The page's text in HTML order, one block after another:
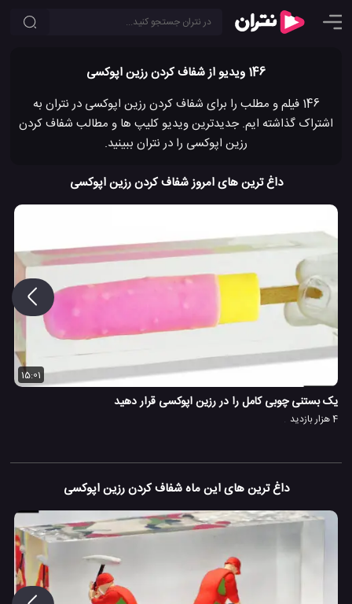
146 ویدیو از شفاف کردن رزین اپوکسی
146 فیلم و مطلب را برای شفاف کردن رزین اپوکسی در نتران به
اشتراک گذاشته ایم. جدیدترین ویدیو کلیپ ها و مطالب شفاف کردن
رزین اپوکسی را در نتران ببینید.
داغ ترین های امروز شفاف کردن رزین اپوکسی
15:01
یک بستنی چوبی کامل را در رزین اپوکسی قرار دهید
4 هزار بازدید
داغ ترین های این ماه شفاف کردن رزین اپوکسی